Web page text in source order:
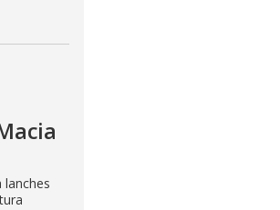
lanches